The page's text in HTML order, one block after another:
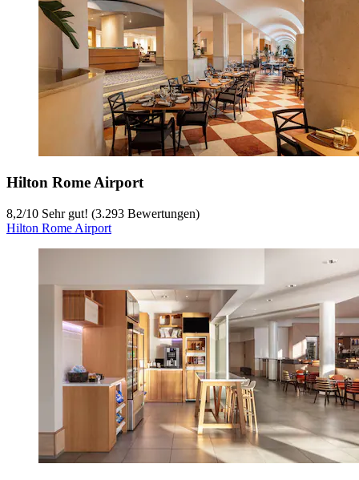
Hilton Rome Airport
8,2/10 Sehr gut! (3.293 Bewertungen)
Hilton Rome Airport